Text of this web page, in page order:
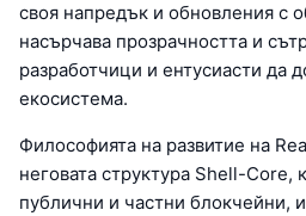
своя напредък и обновления с
насърчава прозрачността и
разработчици и ентусиасти да
екосистема.
Философията на развитие на
неговата структура Shell-Core,
публични и частни блокчейни,